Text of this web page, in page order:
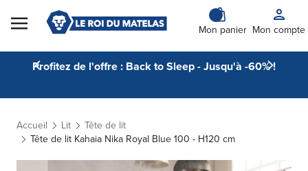
Skip to Content
Mon panier Mon compte
Profitez de l'offre : Back to Sleep - Jusqu'à -60% !
Accueil Lit
Tête de lit
Tête de lit Kahaia Nika Royal Blue 100 - H120 cm